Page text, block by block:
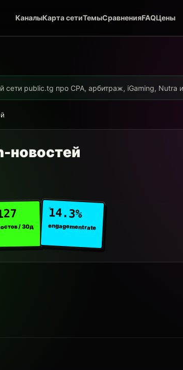
КаналыКарта сетиТемыСравненияFAQЦены
сети public.tg про CPA, арбитраж, iGaming,
новостей
/ 30д
14.3%
engagement rate